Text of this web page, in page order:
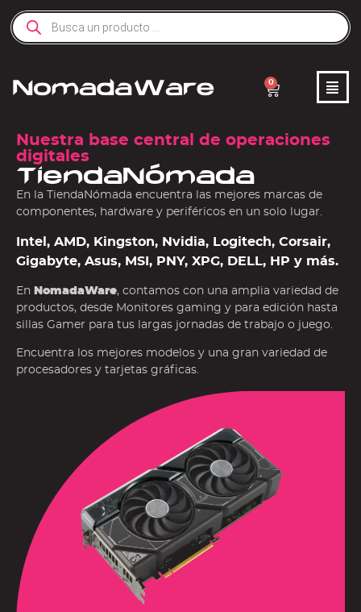
0
Nuestra base central de operaciones
digitales
TiendaNómada
En la TiendaNómada encuentra las mejores marcas de
componentes, hardware y periféricos en un solo lugar.
Intel, AMD, Kingston, Nvidia, Logitech, Corsair,
Gigabyte, Asus, MSI, PNY, XPG, DELL, HP y más.
En NomadaWare, contamos con una amplia variedad de
productos, desde Monitores gaming y para edición hasta
sillas Gamer para tus largas jornadas de trabajo o juego.
Encuentra los mejores modelos y una gran variedad de
procesadores y tarjetas gráficas.